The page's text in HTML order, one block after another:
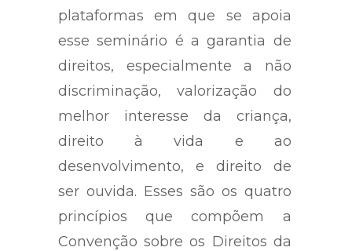
plataformas em que se apoia
esse seminário é a garantia de
direitos, especialmente a não
discriminação, valorização do
melhor interesse da criança,
direito à vida e ao
desenvolvimento, e direito de
ser ouvida. Esses são os quatro
princípios que compõem a
Convenção sobre os Direitos da